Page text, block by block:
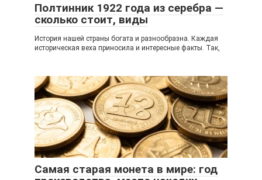
Полтинник 1922 года из серебра —
сколько стоит, виды
История нашей страны богата и разнообразна. Каждая
историческая веха приносила и интересные факты. Так,
Самая старая монета в мире: год